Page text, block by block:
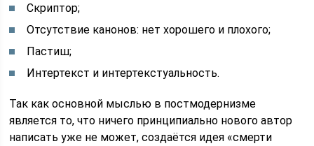
Скриптор;
Отсутствие канонов: нет хорошего и плохого;
Пастиш;
Интертекст и интертекстуальность.
Так как основной мыслью в постмодернизме
является то, что ничего принципиально нового автор
написать уже не может, создаётся идея «смерти